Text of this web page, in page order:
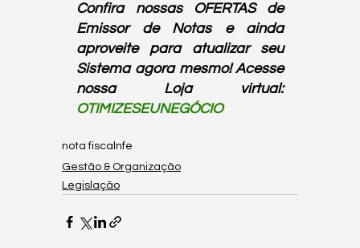
Confira nossas OFERTAS de
Emissor de Notas e ainda
aproveite para atualizar seu
Sistema agora mesmo! Acesse
nossa Loja virtual:
OTIMIZESEUNEGÓCIO
nota fiscalnfe
Gestão & Organização
Legislação